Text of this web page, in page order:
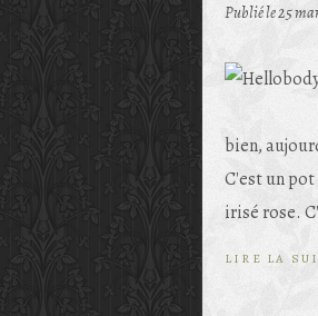
Publié le25
bien,
C'est un
irisé rose.
LIRE LA